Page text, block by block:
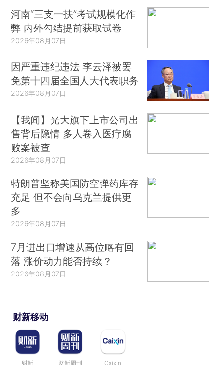
河南“三支一扶”考试规模化作
弊 内外勾结提前获取试卷
2026年08月07日
因严重违纪违法 李云泽被罢
免第十四届全国人大代表职务
2026年08月07日
【我闻】光大旗下上市公司出
售背后隐情 多人卷入医疗腐
败案被查
2026年08月07日
特朗普坚称美国防空弹药库存
充足 但不会向乌克兰提供更
多
2026年08月07日
7月进出口增速从高位略有回
落 涨价动力能否持续？
2026年08月07日
财新移动
财新 财新周刊 Caixin